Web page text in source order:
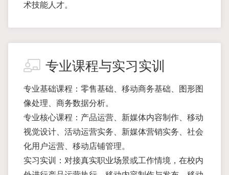
术技能人才。
专业课程与实习实训
专业基础课程：零售基础、移动商务基础、图形图
像处理、商务数据分析。
专业核心课程：产品运营、新媒体内容制作、移动
视觉设计、活动运营实务、新媒体营销实务、社会
化用户运营、移动店铺管理。
实习实训：对接真实职业场景或工作情境，在校内